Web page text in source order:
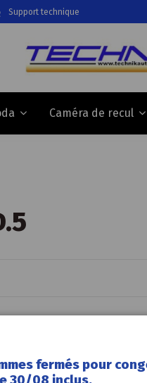
Support technique
Caméra de recul
fermés pour